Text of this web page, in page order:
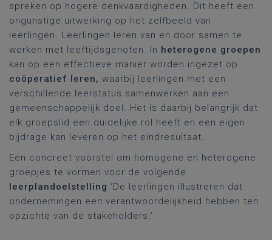
spreken op hogere denkvaardigheden. Dit heeft een
ongunstige uitwerking op het zelfbeeld van
leerlingen. Leerlingen leren van en door samen te
werken met leeftijdsgenoten. In heterogene groepen
kan op een effectieve manier worden ingezet op
coöperatief leren, waarbij leerlingen met een
verschillende leerstatus samenwerken aan een
gemeenschappelijk doel. Het is daarbij belangrijk dat
elk groepslid een duidelijke rol heeft en een eigen
bijdrage kan leveren op het eindresultaat.
Een concreet voorstel om homogene en heterogene
groepjes te vormen voor de volgende
leerplandoelstelling ‘De leerlingen illustreren dat
ondernemingen een verantwoordelijkheid hebben ten
opzichte van de stakeholders.’